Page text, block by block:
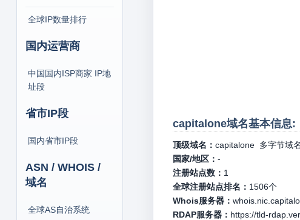
全球IP数量排行
国内运营商
中国国内ISP商家 IP地
址段
省市IP段
国内省市IP段
ASN / WHOIS /
域名
全球AS自治系统
capitalone域名基本信息:
顶级域名： capitalone多字节域名
国家/地区： -
注册站点数： 1
全球注册站点排名： 1506个
Whois服务器：
RDAP服务器： https://tld-